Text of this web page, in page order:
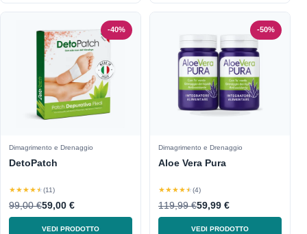
-40%
Dimagrimento e Drenaggio
DetoPatch
★★★★★(11)
99,00 €59,00 €
VEDI PRODOTTO
-50%
Dimagrimento e Drenaggio
Aloe Vera Pura
★★★★★(4)
119,99 €59,99 €
VEDI PRODOTTO